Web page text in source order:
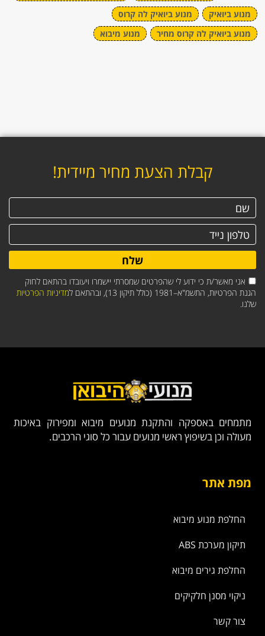
מנוע ביואיק
מנוע ביואיק לה קרוס
מנוע ביואיק לה קרוס מחיר
מנוע מיבוא
קבלת הצעת מחיר מיידית!
אני מאשר/ת כי ידוע לי שהפרטים שמסרתי יישמרו ויעובדו בהתאם לחוק
הגנת הפרטיות, התשמ"א–1981 (כולל תיקון 13), ובהתאם ל
מדיניות הפרטיות
שלנו.
שלח
מתמחים באספקה והתקנת מנועים מיבוא ומפירוק באיכות
מעולה וכן בשיפוץ ראשי מנועים עבור כל סוגי הרכבים.
מפת אתר
החלפת מנוע מיבוא
תיקון מערכת ABS
החלפת גירים מיבוא
ניקוי מסנן חלקיקים
צור קשר